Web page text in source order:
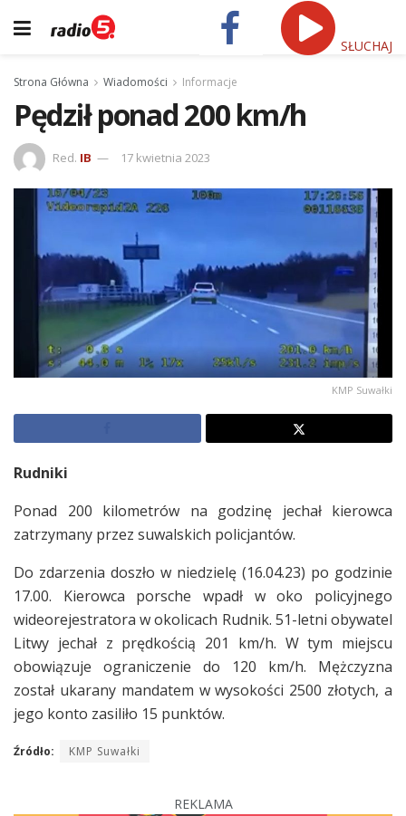
SŁUCHAJ
Strona Główna Wiadomości Informacje
Pędził ponad 200 km/h
Red. IB 17 kwietnia 2023
KMP Suwałki
Rudniki
Ponad 200 kilometrów na godzinę jechał kierowca
zatrzymany przez suwalskich policjantów.
Do zdarzenia doszło w niedzielę (16.04.23) po godzinie
17.00. Kierowca porsche wpadł w oko policyjnego
wideorejestratora w okolicach Rudnik. 51-letni obywatel
Litwy jechał z prędkością 201 km/h. W tym miejscu
obowiązuje ograniczenie do 120 km/h. Mężczyzna
został ukarany mandatem w wysokości 2500 złotych, a
jego konto zasiliło 15 punktów.
Źródło: KMP Suwałki
REKLAMA